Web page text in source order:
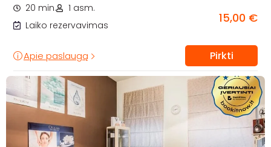
20 min.
1 asm.
Laiko rezervavimas
15,00 €
Apie paslaugą Pirkti